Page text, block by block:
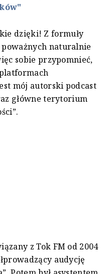
dzięki! Z formuły
naturalnie
sobie przypomnieć,
mój autorski podcast
główne terytorium
z Tok FM od 2004
audycję